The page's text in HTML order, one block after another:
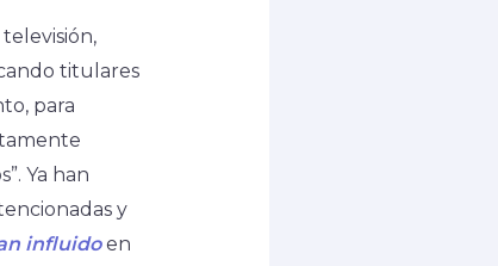
titulares
para
Ya han
y
influidoen